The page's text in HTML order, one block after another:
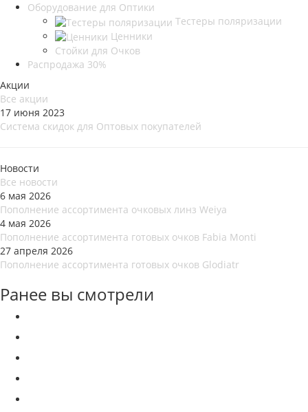
Оборудование для Оптики
Тестеры поляризации
Ценники
Стойки для Очков
Распродажа 30%
Акции
Все акции
17 июня 2023
Система скидок для Оптовых покупателей
Новости
Все новости
6 мая 2026
Пополнение ассортимента очковых линз Weiya
4 мая 2026
Пополнение ассортимента готовых очков Fabia Monti
27 апреля 2026
Пополнение ассортимента готовых очков Glodiatr
Ранее вы смотрели